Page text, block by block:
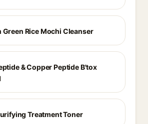
Green Rice Mochi Cleanser
& Copper Peptide B'tox
Treatment Toner